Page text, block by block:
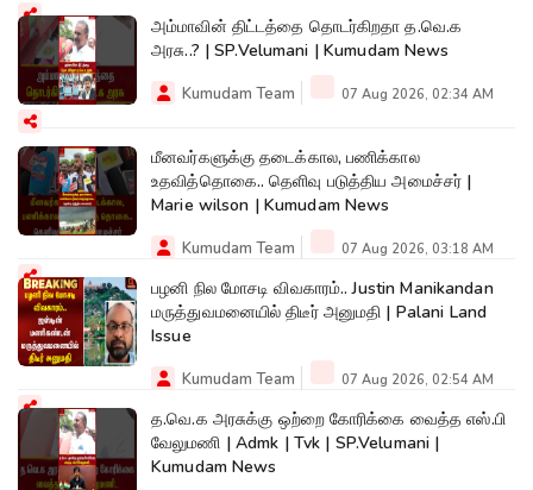
அம்மாவின் திட்டத்தை தொடர்கிறதா த.வெ.க
அரசு..? | SP.Velumani | Kumudam News
Kumudam Team 07 Aug 2026, 02:34 AM
மீனவர்களுக்கு தடைக்கால, பணிக்கால
உதவித்தொகை.. தெளிவு படுத்திய அமைச்சர் |
Marie wilson | Kumudam News
Kumudam Team 07 Aug 2026, 03:18 AM
பழனி நில மோசடி விவகாரம்.. Justin Manikandan
மருத்துவமனையில் திடீர் அனுமதி | Palani Land
Issue
Kumudam Team 07 Aug 2026, 02:54 AM
த.வெ.க அரசுக்கு ஒற்றை கோரிக்கை வைத்த எஸ்.பி
வேலுமணி | Admk | Tvk | SP.Velumani |
Kumudam News